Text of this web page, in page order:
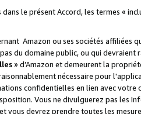
dans le présent Accord, les termes «
Amazon ou ses sociétés affiliées
du domaine public, ou qui
» d’Amazon et demeurent la
nécessaire pour
confidentielles en lien avec
Vous ne divulguerez pas les
vous devrez prendre toutes les